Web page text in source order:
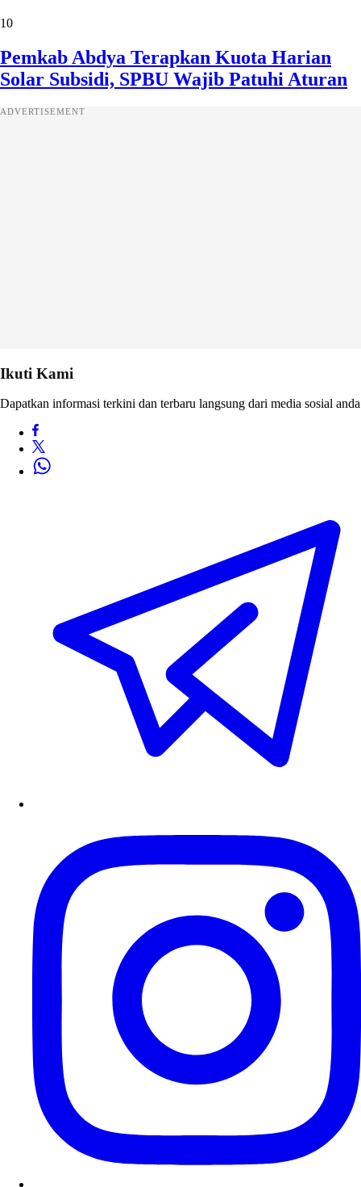
10
Pemkab Abdya Terapkan Kuota Harian
Solar Subsidi, SPBU Wajib Patuhi Aturan
ADVERTISEMENT
Ikuti Kami
Dapatkan informasi terkini dan terbaru langsung dari media sosial anda